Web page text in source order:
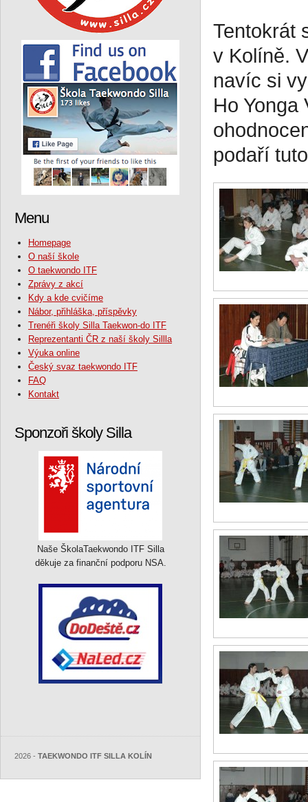
Menu
Homepage
O naší škole
O taekwondo ITF
Zprávy z akcí
Kdy a kde cvičíme
Nábor, přihláška, příspěvky
Trenéři školy Silla Taekwon-do ITF
Reprezentanti ČR z naší školy Sillla
Výuka online
Český svaz taekwondo ITF
FAQ
Kontakt
Sponzoři školy Silla
Naše ŠkolaTaekwondo ITF Silla
děkuje za finanční podporu NSA.
2026 - TAEKWONDO ITF SILLA KOLÍN
Tentokrát
v Kolíně.
navíc si
Ho
podaří